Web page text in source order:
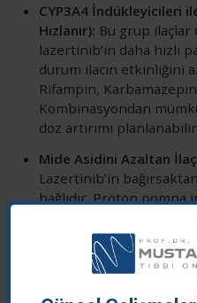
CYP3A4 İndükleyicileri
Hızlanır): Bu grup ilaçlar
lazertinib’in daha hızlı
durum ilacın etkinliğini
Rifampin,
Kombinasyondan
doz artırımı
Mide Asidini Azaltan
Lazertinib’in
bağlıdır. Proton
blokerleri mide
emilir. Omeprazol,
lazertinib'den birkaç